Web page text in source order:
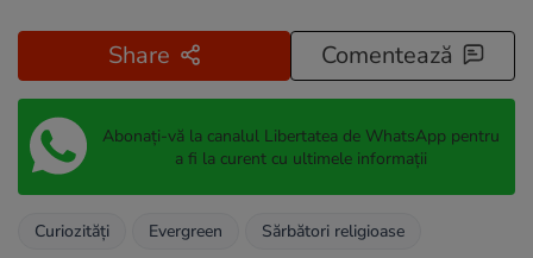
Share Comentează
Abonați-vă la canalul Libertatea de WhatsApp pentru
a fi la curent cu ultimele informații
Curiozități Evergreen Sărbători religioase